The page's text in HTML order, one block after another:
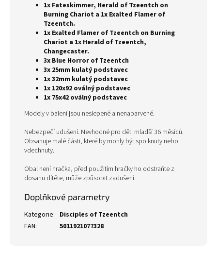
1x Fateskimmer, Herald of Tzeentch on
Burning Chariot a 1x Exalted Flamer of
Tzeentch.
1x Exalted Flamer of Tzeentch on Burning
Chariot a 1x Herald of Tzeentch,
Changecaster.
3x Blue Horror of Tzeentch
3x 25mm kulatý podstavec
1x 32mm kulatý podstavec
1x 120x92 oválný podstavec
1x 75x42 oválný podstavec
Modely v balení jsou neslepené a nenabarvené.
Nebezpečí udušení. Nevhodné pro děti mladší 36 měsíců.
Obsahuje malé části, které by mohly být spolknuty nebo
vdechnuty.
Obal není hračka, před použitím hračky ho odstraňte z
dosahu dítěte, může způsobit zadušení.
Doplňkové parametry
Kategorie: Disciples of Tzeentch
EAN: 5011921077328